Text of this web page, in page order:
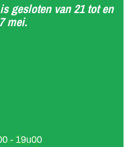
gesloten van 21 tot en
mei.
- 19u00